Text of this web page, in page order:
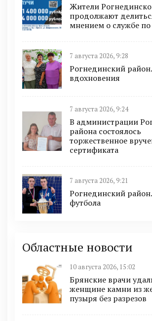
Жители
продолжают
мнением о службе по
7 августа 2026, 9:28
Рогнединский
вдохновения
7 августа 2026, 9:24
В администрации
района состоялось
торжественное
сертификата
7 августа 2026, 9:21
Рогнединский
футбола
Областные новости
10 августа 2026, 15:02
Брянские врачи
женщине камни из
пузыря без разрезов